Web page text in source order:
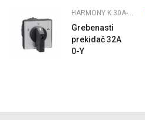
HARMONY K 30A-150A
Grebenasti
prekidač 32A
0-Y